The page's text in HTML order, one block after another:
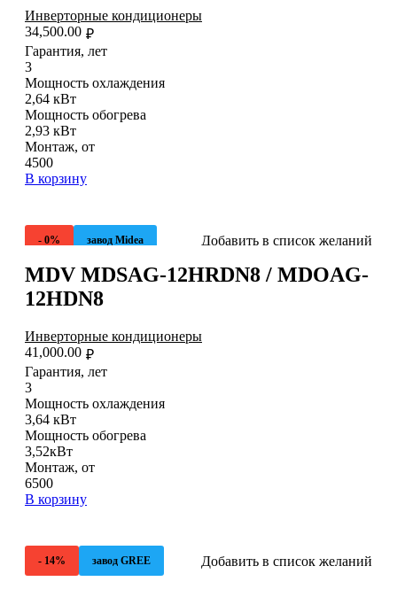
Инверторные кондиционеры
₽
34,500.00
Гарантия, лет
3
Мощность охлаждения
2,64 кВт
Мощность обогрева
2,93 кВт
Монтаж, от
4500
В корзину
- 0% завод Midea Добавить в список желаний
MDV MDSAG-12HRDN8 / MDOAG-
12HDN8
Инверторные кондиционеры
₽
41,000.00
Гарантия, лет
3
Мощность охлаждения
3,64 кВт
Мощность обогрева
3,52кВт
Монтаж, от
6500
В корзину
- 14% завод GREE Добавить в список желаний